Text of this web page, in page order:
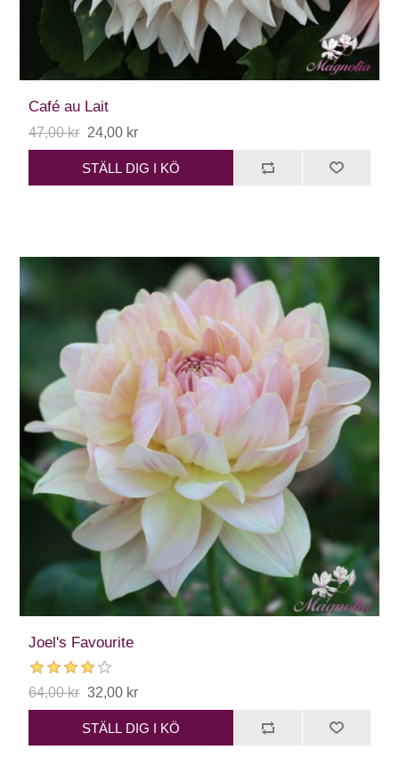
Café au Lait
47,00 kr 24,00 kr
STÄLL DIG I KÖ
Joel's Favourite
64,00 kr 32,00 kr
STÄLL DIG I KÖ